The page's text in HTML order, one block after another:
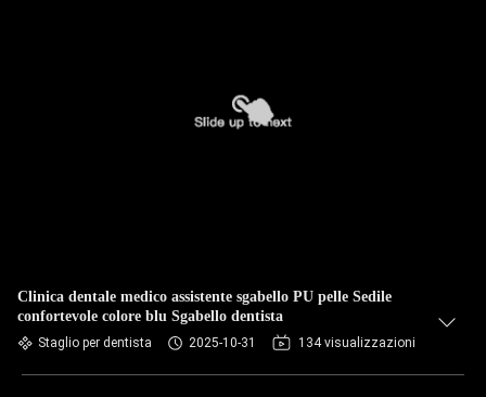
Clinica dentale medico assistente sgabello PU pelle Sedile
confortevole colore blu Sgabello dentista
Staglio per dentista 2025-10-31 134 visualizzazioni